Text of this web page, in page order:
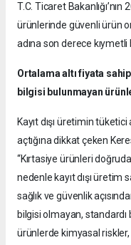
T.C. Ticaret
ürünlerinde güvenli ürün
adına son derece kıymetli
Ortalama altı fiyata
bilgisi bulunmayan
Kayıt dışı üretimin
açtığına dikkat çeken
“Kırtasiye ürünleri
nedenle kayıt dışı üretim
sağlık ve güvenlik
bilgisi olmayan,
ürünlerde kimyasal